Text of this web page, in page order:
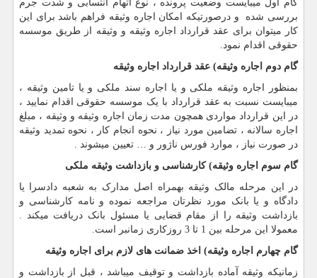
گام اول میبایست وضعیت پرونده ، نوع اتهام انتسابی و شدت جرم
بررسی شده و درصورتیکه امکان اجاره وثیقه فراهم باشد برای این
کار میتوان برای عقد قرارداد اجاره وثیقه و وثیقه از طریق موسسه
حقوقی اقدام نمود.
گام دوم اجاره وثیقه) عقد قرارداد اجاره وثیقه
بمنظور اجاره وثیقه ملکی و یا اجاره سند ملکی و یا تامین وثیقه ،
میبایست نسبت به عقد قرارداد با یک موسسه حقوقی اقدام نمایید ،
در این قرارداد مواردی همچون مدت زمان اجاره وثیقه و وثیقه ، مبلغ
اجاره سالانه ، تضامین مورد نیاز ، نحوه انجام کار ، نحوه تمدید وثیقه
در صورت نیاز ، موارد فورس ناژور و … تعیین میشوند .
گام سوم اجاره وثیقه) کارشناسی و بازداشت وثیقه ملکی
در این مرحله مالک وثیقه بهمراه اصل مدارک به شعبه دادسرا یا
دادگاه و یا بانک مورد نظرتان مراجعه نموده و نامه کارشناسی و
بازداشت وثیقه را از مقام قضایی یا مسئول بانک دریافت میکند .
معمولا این مرحله بین 1 تا 3 روزکاری زمانبر است.
گام چهارم اجاره وثیقه) اخذ ضمانت های لازم برای اجاره وثیقه
زمانیکه وثیقه آماده بازداشت و توقیف میباشد ، قبل از بازداشت و